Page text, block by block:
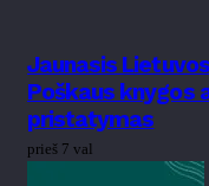
Jaunasis
Poškaus knygos
pristatymas
prieš 7 val